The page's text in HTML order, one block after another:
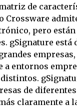
de
Crossware
pero están
gSignature está
entornos
de
claramente a